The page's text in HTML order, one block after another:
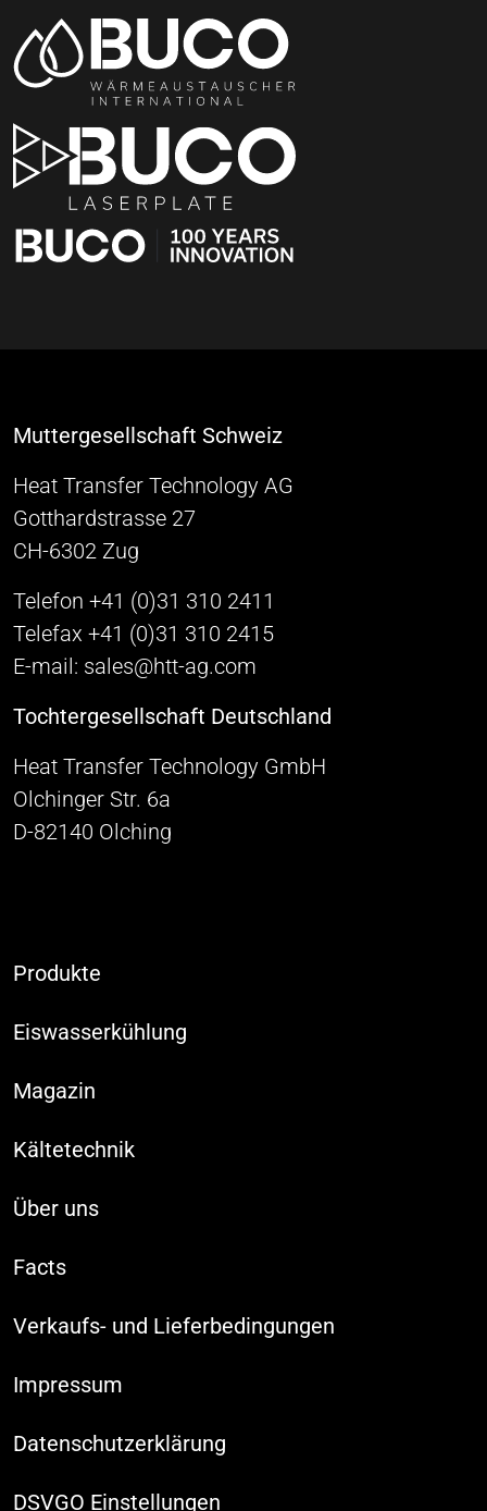
Muttergesellschaft Schweiz
Heat Transfer Technology AG
Gotthardstrasse 27
CH-6302 Zug
Telefon +41 (0)31 310 2411
Telefax +41 (0)31 310 2415
E-mail: sales@htt-ag.com
Tochtergesellschaft Deutschland
Heat Transfer Technology GmbH
Olchinger Str. 6a
D-82140 Olching
Produkte
Eiswasserkühlung
Magazin
Kältetechnik
Über uns
Facts
Verkaufs- und Lieferbedingungen
Impressum
Datenschutzerklärung
DSVGO Einstellungen